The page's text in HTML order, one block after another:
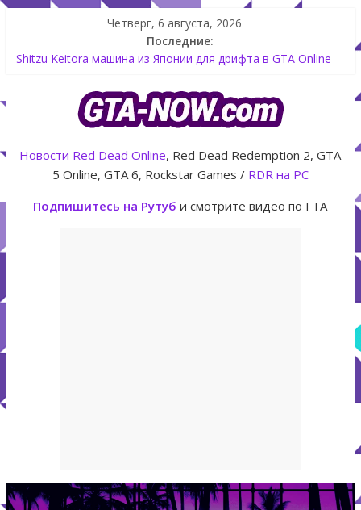
Четверг, 6 августа, 2026
Последние:
Shitzu Keitora машина из Японии для дрифта в GTA Online
GTA Online уже 14 июля
GTA Online: Rockstar запускает программу Fine Art Collector
с наградами
Летнее обновление для GTA 5 Online The Kortz Center Heist
Как создать аккаунт Rockstar Games Social Club инструкция
Новости Red Dead Online, Red Dead Redemption 2, GTA
5 Online, GTA 6, Rockstar Games / RDR на PC
Подпишитесь на Рутуб и смотрите видео по ГТА